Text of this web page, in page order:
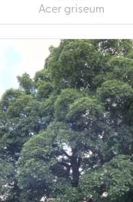
Acer griseum